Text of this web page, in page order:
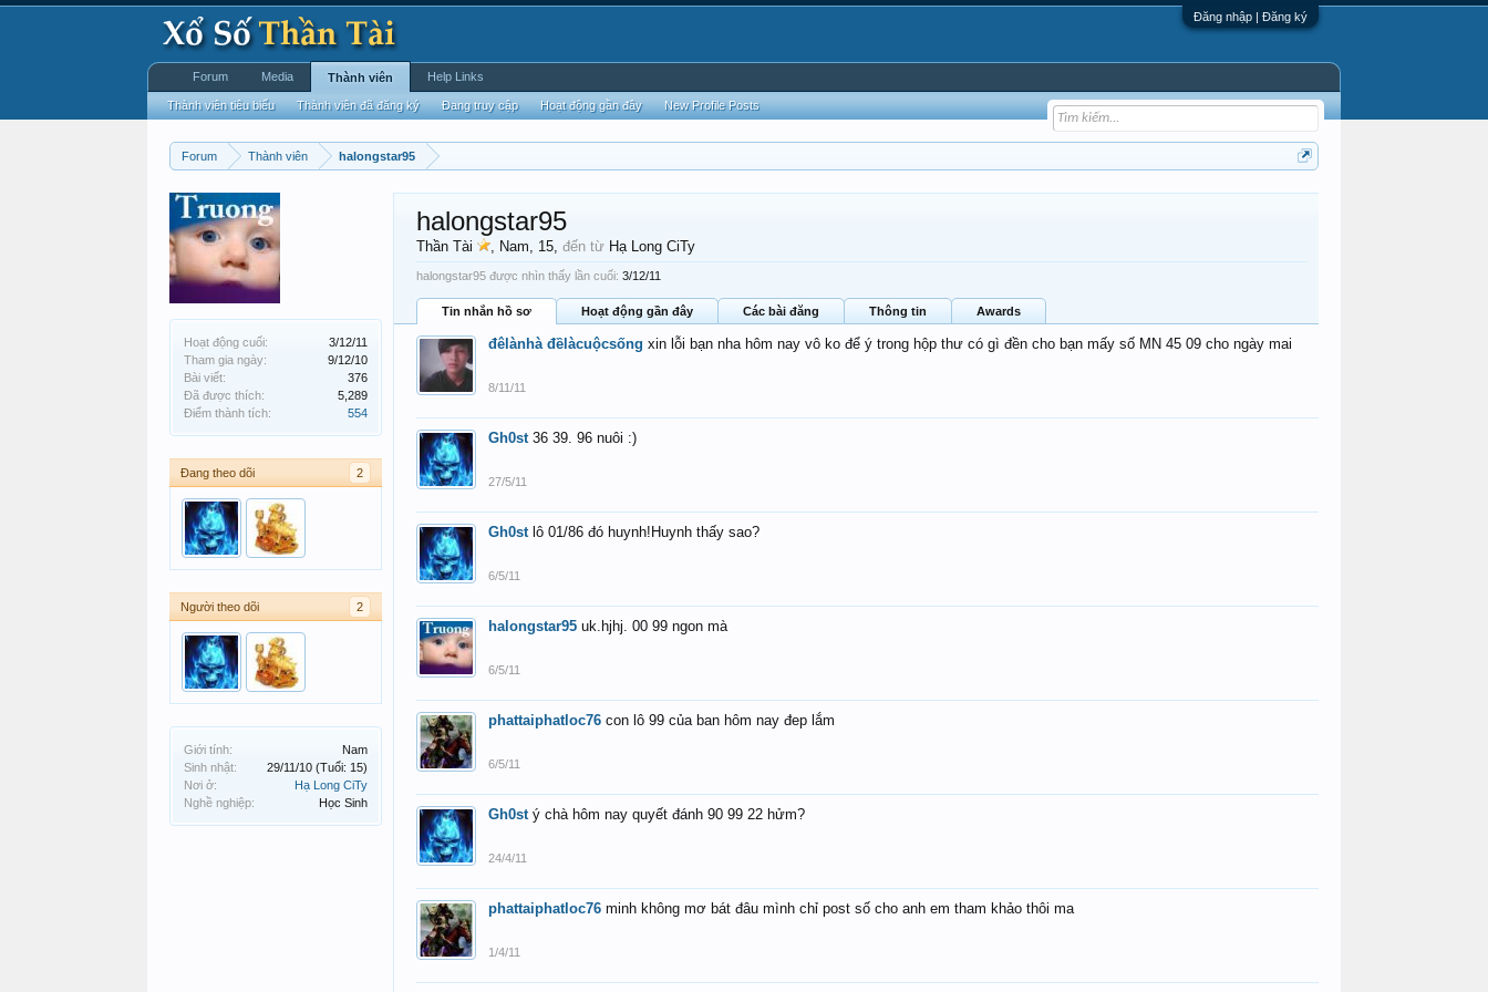
Đăng nhập | Đăng ký
Forum Thành viên halongstar95
Hoạt động cuối:
3/12/11
Tham gia ngày:
9/12/10
Bài viết:
376
Đã được thích:
5,289
Điểm thành tích:
554
Đang theo dõi 2
Gh0st
Người theo dõi 2
Giới tính:
Nam
Sinh nhật:
29/11/10 (Tuổi: 15)
Nơi ở:
Hạ Long CiTy
Nghề nghiệp:
Học Sinh
halongstar95
Thần Tài , Nam, 15, đến từ Hạ Long CiTy
halongstar95 được nhìn thấy lần cuối: 3/12/11
Tin nhắn hồ sơ Hoạt động gần đây Các bài đăng Thông tin Awards
đêlànhà đềlàcuộcsống xin lỗi bạn nha hôm nay vô ko để ý trong hộp thư có gì đền cho bạn mấy số MN 45 09 cho ngày mai
8/11/11
Gh0st 36 39. 96 nuôi :)
27/5/11
Gh0st lô 01/86 đó huynh!Huynh thấy sao?
6/5/11
halongstar95 uk.hjhj. 00 99 ngon mà
6/5/11
phattaiphatloc76 con lô 99 của ban hôm nay đep lắm
6/5/11
Gh0st ý chà hôm nay quyết đánh 90 99 22 hửm?
24/4/11
phattaiphatloc76 minh không mơ bát đâu mình chỉ post số cho anh em tham khảo thôi ma
1/4/11
Forum Media Thành viên
Thành viên tiêu biểu Thành viên đã đăng ký Đang truy cập Hoạt động gần đây New Profile Posts
Help Links